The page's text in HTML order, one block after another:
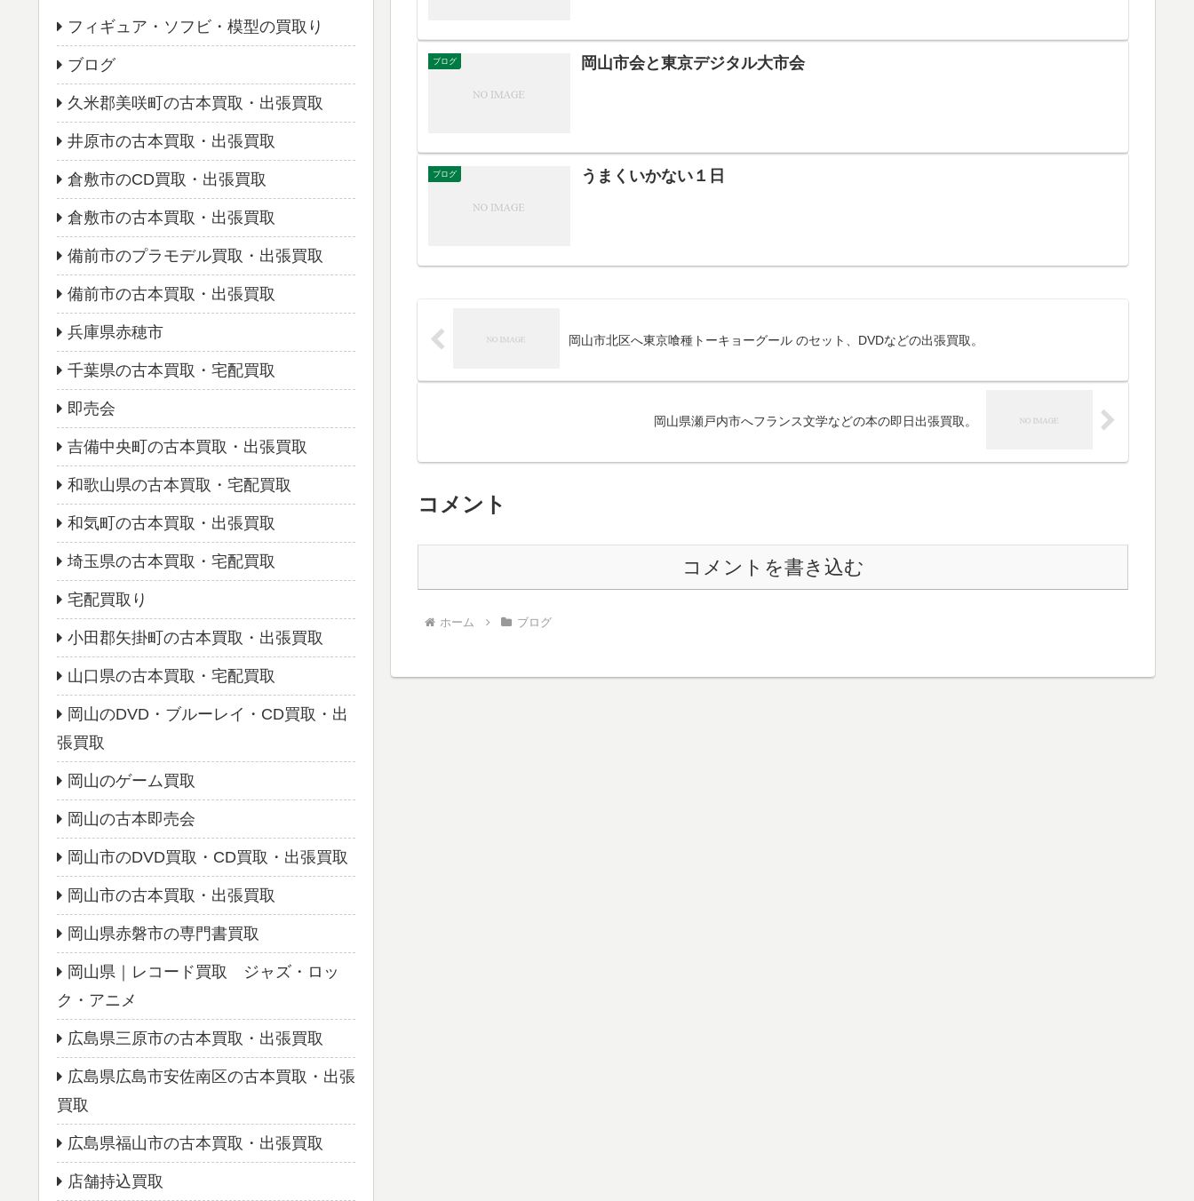
ブログ 岡山市会と東京デジタル大市会
ブログ うまくいかない１日
岡山市北区へ東京喰種トーキョーグール のセット、DVDなどの出張買取。
岡山県瀬戸内市へフランス文学などの本の即日出張買取。
コメント
コメントを書き込む
ホーム ブログ
フィギュア・ソフビ・模型の買取り
ブログ
久米郡美咲町の古本買取・出張買取
井原市の古本買取・出張買取
倉敷市のCD買取・出張買取
倉敷市の古本買取・出張買取
備前市のプラモデル買取・出張買取
備前市の古本買取・出張買取
兵庫県赤穂市
千葉県の古本買取・宅配買取
即売会
吉備中央町の古本買取・出張買取
和歌山県の古本買取・宅配買取
和気町の古本買取・出張買取
埼玉県の古本買取・宅配買取
宅配買取り
小田郡矢掛町の古本買取・出張買取
山口県の古本買取・宅配買取
岡山のDVD・ブルーレイ・CD買取・出
張買取
岡山のゲーム買取
岡山の古本即売会
岡山市のDVD買取・CD買取・出張買取
岡山市の古本買取・出張買取
岡山県赤磐市の専門書買取
岡山県｜レコード買取 ジャズ・ロッ
ク・アニメ
広島県三原市の古本買取・出張買取
広島県広島市安佐南区の古本買取・出張
買取
広島県福山市の古本買取・出張買取
店舗持込買取